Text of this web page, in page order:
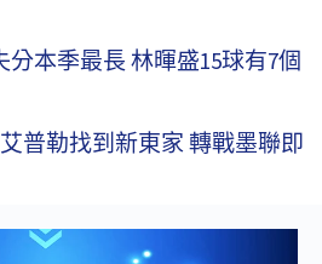
本季最長 林暉盛15球有7個
普勒找到新東家 轉戰墨聯即